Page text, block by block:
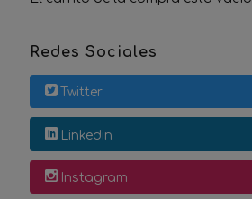
Redes Sociales
Twitter
Linkedin
Instagram